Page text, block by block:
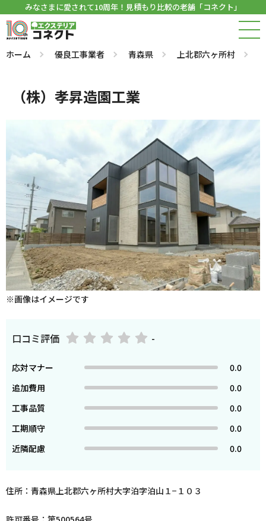
みなさまに愛されて10周年！見積もり比較の老舗「コネクト」
ホーム 優良工事業者 青森県 上北郡六ヶ所村
（株）孝昇造園工業
※画像はイメージです
口コミ評価 -
応対マナー
0.0
追加費用
0.0
工事品質
0.0
工期順守
0.0
近隣配慮
0.0
住所：青森県上北郡六ヶ所村大字泊字泊山１−１０３